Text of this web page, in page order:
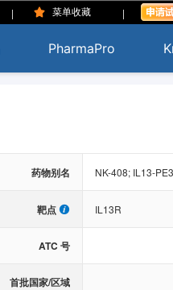
| 菜单收藏 |
PharmaPro
药物别名 NK-408; IL13-
靶点 IL13R
ATC 号
首批国家/区域